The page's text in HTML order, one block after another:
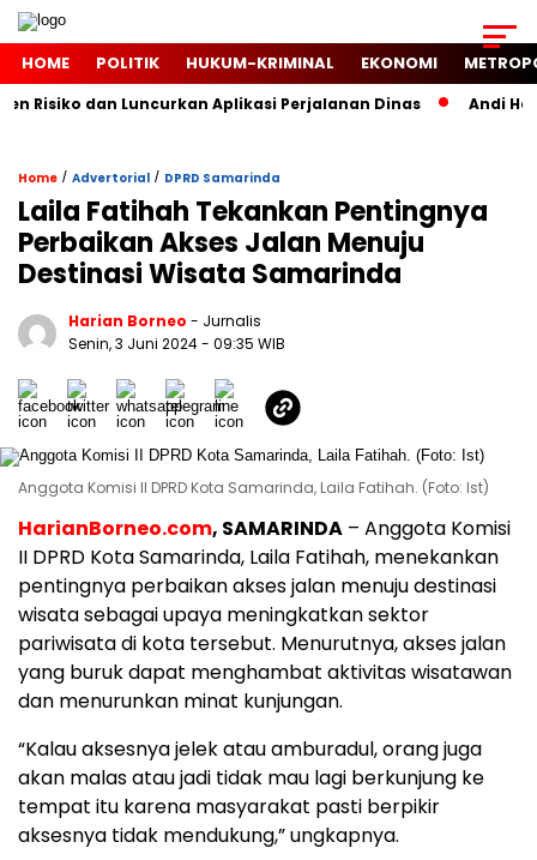
HOME POLITIK HUKUM-KRIMINAL EKONOMI
dan Luncurkan Aplikasi Perjalanan Dinas Andi
Home / Advertorial / DPRD Samarinda
Laila Fatihah Tekankan Pentingnya
Perbaikan Akses Jalan Menuju
Destinasi Wisata Samarinda
Harian Borneo - Jurnalis
Senin, 3 Juni 2024- 09:35 WIB
Anggota Komisi II DPRD Kota Samarinda, Laila Fatihah. (Foto: Ist)
HarianBorneo.com, SAMARINDA – Anggota Komisi
II DPRD Kota Samarinda, Laila Fatihah, menekankan
pentingnya perbaikan akses jalan menuju destinasi
wisata sebagai upaya meningkatkan sektor
pariwisata di kota tersebut. Menurutnya, akses jalan
yang buruk dapat menghambat aktivitas wisatawan
dan menurunkan minat kunjungan.
“Kalau aksesnya jelek atau amburadul, orang juga
akan malas atau jadi tidak mau lagi berkunjung ke
tempat itu karena masyarakat pasti berpikir
aksesnya tidak mendukung,” ungkapnya.